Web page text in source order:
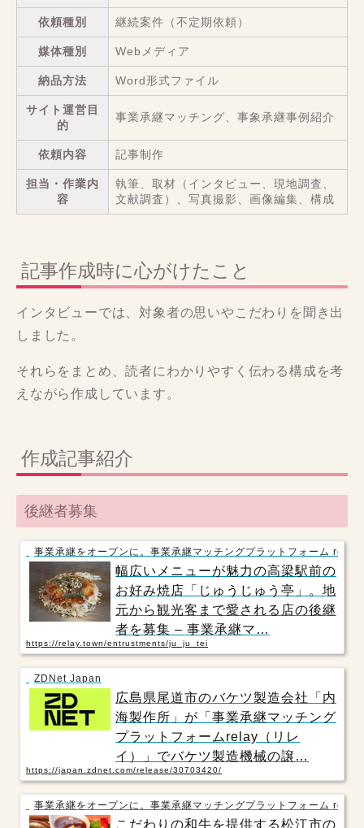
依頼種別 継続案件（不定期依頼）
媒体種別 Webメディア
納品方法 Word形式ファイル
サイト運営目
的
事業承継マッチング、事象承継事例紹介
依頼内容 記事制作
担当・作業内
容
執筆、取材（インタビュー、現地調査、
文献調査）、写真撮影、画像編集、構成
記事作成時に心がけたこと
インタビューでは、対象者の思いやこだわりを聞き出
しました。
それらをまとめ、読者にわかりやすく伝わる構成を考
えながら作成しています。
作成記事紹介
後継者募集
事業承継をオープンに。事業承継マッチングプラットフォーム relay
幅広いメニューが魅力の高梁駅前の
お好み焼店「じゅうじゅう亭」。地
元から観光客まで愛される店の後継
者を募集 – 事業承継マ…
https://relay.town/entrustments/ju_ju_tei
ZDNet Japan
広島県尾道市のバケツ製造会社「内
海製作所」が「事業承継マッチング
プラットフォームrelay（リレ
イ）」でバケツ製造機械の譲…
https://japan.zdnet.com/release/30703420/
事業承継をオープンに。事業承継マッチングプラットフォーム relay
こだわりの和牛を提供する松江市の